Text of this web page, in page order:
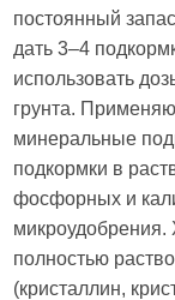
постоянный
дать 3–4
использовать
грунта.
минеральные
подкормки в
фосфорных и
микроудобрения.
полностью
(кристаллин,